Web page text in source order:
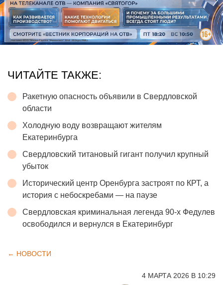
ЧИТАЙТЕ ТАКЖЕ:
Ракетную опасность объявили в Свердловской
области
Холодную воду возвращают жителям
Екатеринбурга
Свердловский титановый гигант получил крупный
убыток
Исторический центр Оренбурга застроят по КРТ, а
история с небоскребами — на паузе
Свердловская криминальная легенда 90-х Федулев
освободился и вернулся в Екатеринбург
← НОВОСТИ
4 МАРТА 2026 В 10:29